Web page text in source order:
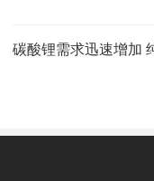
碳酸锂需求迅速增加